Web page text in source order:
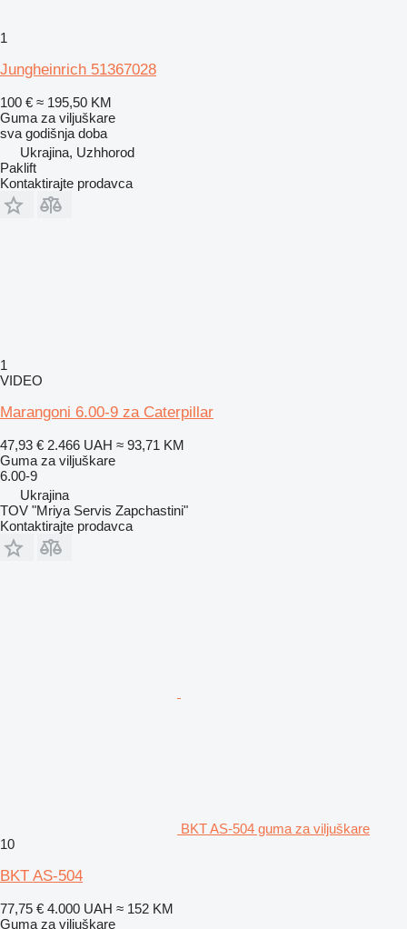
1
Jungheinrich 51367028
100 € ≈ 195,50 KM
Guma za viljuškare
sva godišnja doba
Ukrajina, Uzhhorod
Paklift
Kontaktirajte prodavca
1
VIDEO
Marangoni 6.00-9 za Caterpillar
47,93 € 2.466 UAH ≈ 93,71 KM
Guma za viljuškare
6.00-9
Ukrajina
TOV "Mriya Servis Zapchastini"
Kontaktirajte prodavca
BKT AS-504 guma za viljuškare
10
BKT AS-504
77,75 € 4.000 UAH ≈ 152 KM
Guma za viljuškare